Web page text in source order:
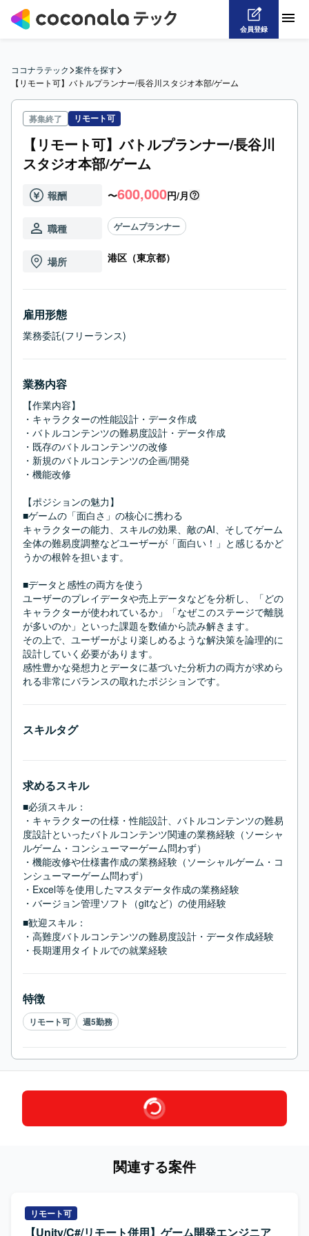
会員登録
ココナラテック>案件を探す>
【リモート可】バトルプランナー/長谷川スタジオ本部/ゲーム
募集終了 リモート可
【リモート可】バトルプランナー/長谷川
スタジオ本部/ゲーム
報酬 〜600,000円/月
職種 ゲームプランナー
場所 港区（東京都）
雇用形態
業務委託(フリーランス)
業務内容
【作業内容】
・キャラクターの性能設計・データ作成
・バトルコンテンツの難易度設計・データ作成
・既存のバトルコンテンツの改修
・新規のバトルコンテンツの企画/開発
・機能改修
【ポジションの魅力】
■ゲームの「面白さ」の核心に携わる
キャラクターの能力、スキルの効果、敵のAI、そしてゲーム
全体の難易度調整などユーザーが「面白い！」と感じるかど
うかの根幹を担います。
■データと感性の両方を使う
ユーザーのプレイデータや売上データなどを分析し、「どの
キャラクターが使われているか」「なぜこのステージで離脱
が多いのか」といった課題を数値から読み解きます。
その上で、ユーザーがより楽しめるような解決策を論理的に
設計していく必要があります。
感性豊かな発想力とデータに基づいた分析力の両方が求めら
れる非常にバランスの取れたポジションです。
スキルタグ
求めるスキル
■必須スキル：
・キャラクターの仕様・性能設計、バトルコンテンツの難易
度設計といったバトルコンテンツ関連の業務経験（ソーシャ
ルゲーム・コンシューマーゲーム問わず）
・機能改修や仕様書作成の業務経験（ソーシャルゲーム・コ
ンシューマーゲーム問わず）
・Excel等を使用したマスタデータ作成の業務経験
・バージョン管理ソフト（gitなど）の使用経験
■歓迎スキル：
・高難度バトルコンテンツの難易度設計・データ作成経験
・長期運用タイトルでの就業経験
特徴
リモート可 週5勤務
関連する案件
リモート可
【Unity/C#/リモート併用】ゲーム開発エンジニア